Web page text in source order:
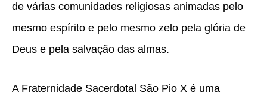
de várias comunidades religiosas animadas pelo
mesmo espírito e pelo mesmo zelo pela glória de
Deus e pela salvação das almas.
A Fraternidade Sacerdotal São Pio X é uma